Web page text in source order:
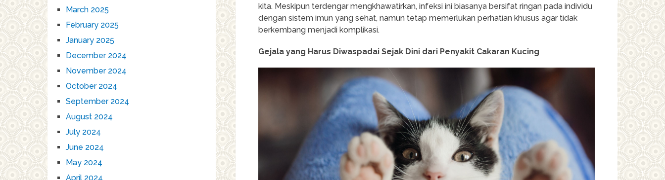
kita. Meskipun terdengar mengkhawatirkan, infeksi ini biasanya bersifat ringan pada individu
dengan sistem imun yang sehat, namun tetap memerlukan perhatian khusus agar tidak
berkembang menjadi komplikasi.
Gejala yang Harus Diwaspadai Sejak Dini dari Penyakit Cakaran Kucing
March 2025
February 2025
January 2025
December 2024
November 2024
October 2024
September 2024
August 2024
July 2024
June 2024
May 2024
April 2024